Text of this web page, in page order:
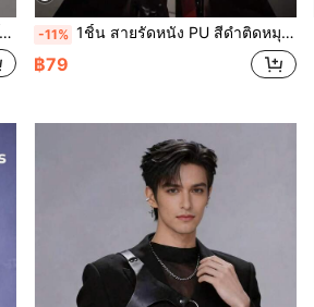
-11% 1ชิ้น สายรัดหนัง PU สีดำติดหมุดทำด้วยมือสำหรับผู้ชาย เหมาะสำหรับเสื้อเชิ้ตและเสื้อยืดรัดรูปสำหรับออกไปข้างนอก งานแต่งงาน และสำหรับเป็นของขวัญ เครื่องประดับฮาโลวีน, ชุดฮาโลวีน เครื่องประดับฤดูใบไม้ร่วง-ฤดูหนาว ชุดฮาโลวีน, เหมาะสำหรับวัยรุ่น, เยาวชน, ผู้ชาย, ลำลอง, กลางแจ้ง, กีฬา, วันหยุด, ของขวัญรับปริญญา, วันเกิด, สวมใส่ทุกวัน
฿79